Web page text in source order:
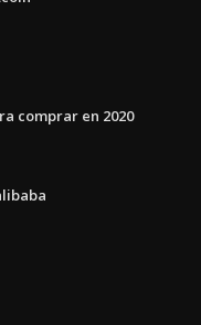
comprar en 2020